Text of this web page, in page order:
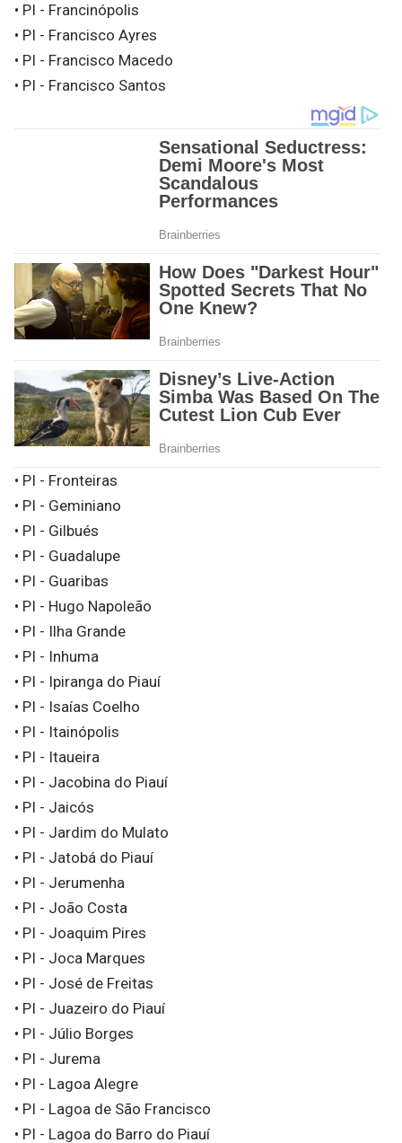
• PI - Francinópolis
• PI - Francisco Ayres
• PI - Francisco Macedo
• PI - Francisco Santos
• PI - Fronteiras
• PI - Geminiano
• PI - Gilbués
• PI - Guadalupe
• PI - Guaribas
• PI - Hugo Napoleão
• PI - Ilha Grande
• PI - Inhuma
• PI - Ipiranga do Piauí
• PI - Isaías Coelho
• PI - Itainópolis
• PI - Itaueira
• PI - Jacobina do Piauí
• PI - Jaicós
• PI - Jardim do Mulato
• PI - Jatobá do Piauí
• PI - Jerumenha
• PI - João Costa
• PI - Joaquim Pires
• PI - Joca Marques
• PI - José de Freitas
• PI - Juazeiro do Piauí
• PI - Júlio Borges
• PI - Jurema
• PI - Lagoa Alegre
• PI - Lagoa de São Francisco
• PI - Lagoa do Barro do Piauí